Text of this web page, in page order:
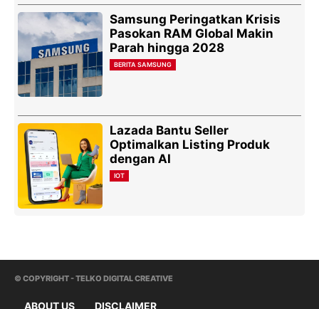
Samsung Peringatkan Krisis
Pasokan RAM Global Makin
Parah hingga 2028
BERITA SAMSUNG
Lazada Bantu Seller
Optimalkan Listing Produk
dengan AI
IOT
© COPYRIGHT - TELKO DIGITAL CREATIVE
ABOUT US DISCLAIMER